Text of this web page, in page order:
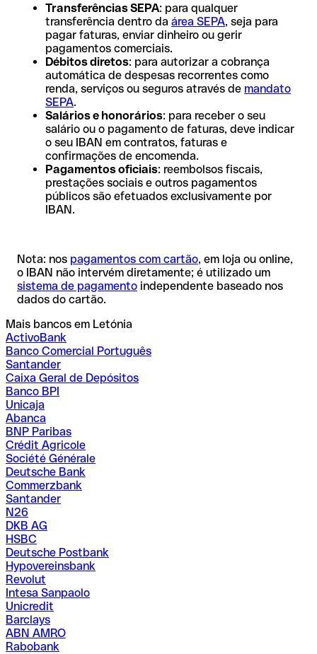
Transferências SEPA: para qualquer
transferência dentro da área SEPA, seja para
pagar faturas, enviar dinheiro ou gerir
pagamentos comerciais.
Débitos diretos: para autorizar a cobrança
automática de despesas recorrentes como
renda, serviços ou seguros através de mandato
SEPA.
Salários e honorários: para receber o seu
salário ou o pagamento de faturas, deve indicar
o seu IBAN em contratos, faturas e
confirmações de encomenda.
Pagamentos oficiais: reembolsos fiscais,
prestações sociais e outros pagamentos
públicos são efetuados exclusivamente por
IBAN.
Nota: nos pagamentos com cartão, em loja ou online,
o IBAN não intervém diretamente; é utilizado um
sistema de pagamento independente baseado nos
dados do cartão.
Mais bancos em Letónia
ActivoBank
Banco Comercial Português
Santander
Caixa Geral de Depósitos
Banco BPI
Unicaja
Abanca
BNP Paribas
Crédit Agricole
Société Générale
Deutsche Bank
Commerzbank
Santander
N26
DKB AG
HSBC
Deutsche Postbank
Hypovereinsbank
Revolut
Intesa Sanpaolo
Unicredit
Barclays
ABN AMRO
Rabobank